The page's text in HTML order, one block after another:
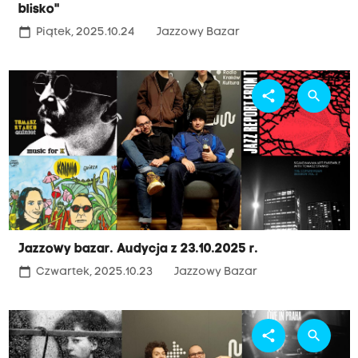
blisko"
calendar_today Piątek, 2025.10.24 Jazzowy Bazar
Jazzowy bazar. Audycja z 23.10.2025 r.
calendar_today Czwartek, 2025.10.23 Jazzowy Bazar
share search
share search